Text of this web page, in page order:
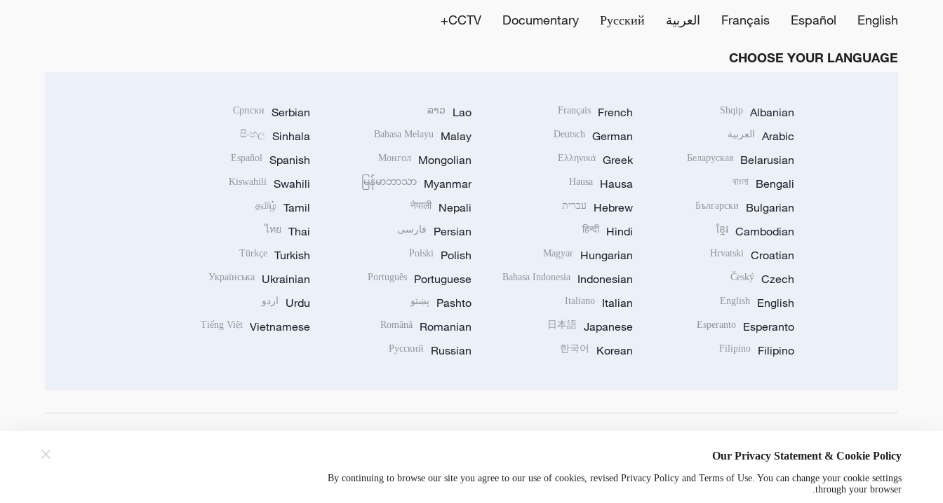
English
Español
Français العربية Русский
Documentary
CCTV+
CHOOSE YOUR LANGUAGE
Albanian
Shqip
Arabic العربية
Belarusian
Беларуская
Bengali
বাংলা
Bulgarian
Български
Cambodian
ខ្មែរ
Croatian
Hrvatski
Czech
Český
English
English
Esperanto
Esperanto
Filipino
Filipino
French
Français
German
Deutsch
Greek
Ελληνικά
Hausa
Hausa
Hebrew עברית
Hindi
हिन्दी
Hungarian
Magyar
Indonesian
Bahasa Indonesia
Italian
Italiano
Japanese
日本語
Korean
한국어
Lao
ລາວ
Malay
Bahasa Melayu
Mongolian
Монгол
Myanmar
မြန်မာဘာသာ
Nepali
नेपाली
Persian فارسی
Polish
Polski
Portuguese
Português
Pashto پښتو
Romanian
Română
Russian
Русский
Serbian
Српски
Sinhala
සිංහල
Spanish
Español
Swahili
Kiswahili
Tamil
தமிழ்
Thai
ไทย
Turkish
Türkçe
Ukrainian
Українська
Urdu اردو
Vietnamese
Tiếng Việt
Our Privacy Statement & Cookie Policy
By continuing to browse our site you agree to our use of cookies, revised Privacy Policy and Terms of Use. You can change your cookie settings
through your browser.